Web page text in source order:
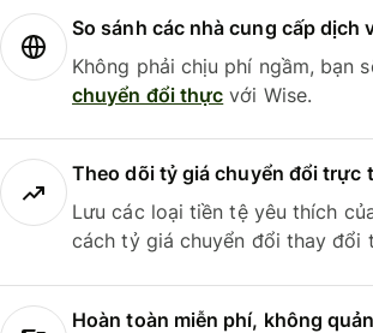
So sánh các nhà cung cấp dịch
Không phải chịu phí ngầm, bạn
chuyển đổi thực với Wise.
Theo dõi tỷ giá chuyển đổi trực
Lưu các loại tiền tệ yêu thích
cách tỷ giá chuyển đổi thay đổi
Hoàn toàn miễn phí, không